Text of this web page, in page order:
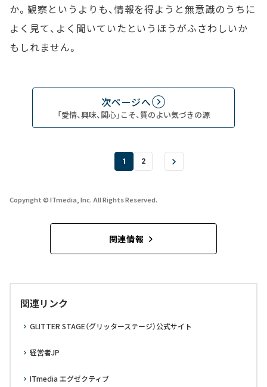
か。観察というよりも、情報を得ようと無意識のうちに
よく見て、よく聞いていたというほうがふさわしいか
もしれません。
次ページへ
「愛情、興味、関心」こそ、質のよい気づきの源
1 2
Copyright © ITmedia, Inc. All Rights Reserved.
関連情報
関連リンク
GLITTER STAGE（グリッターステージ）公式サイト
経営者JP
ITmedia エグゼクティブ